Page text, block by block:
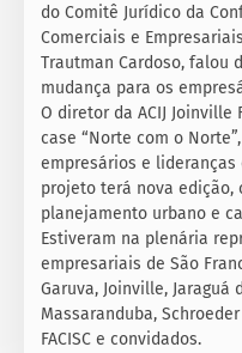
do Comitê Jurídico da
Comerciais e
Trautman Cardoso, falou
mudança para os
O diretor da ACIJ
case “Norte com o
empresários e lideranças
projeto terá nova edição,
planejamento urbano e
Estiveram na plenária
empresariais de São
Garuva, Joinville, Jaraguá
Massaranduba,
FACISC e convidados.